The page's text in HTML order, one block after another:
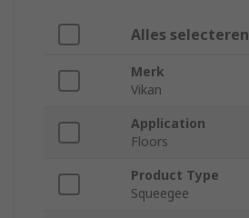
Alles selecteren
Merk
Vikan
Application
Floors
Product Type
Squeegee